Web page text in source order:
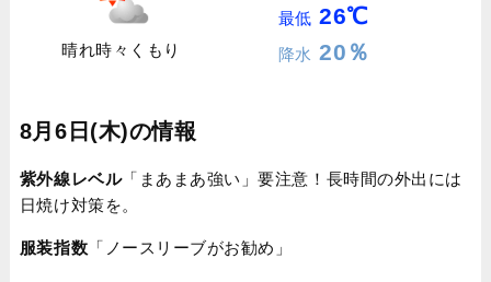
晴れ時々くもり
最低 26℃
降水 20％
8月6日(木)の情報
紫外線レベル「まあまあ強い」要注意！長時間の外出には
日焼け対策を。
服装指数 「ノースリーブがお勧め」